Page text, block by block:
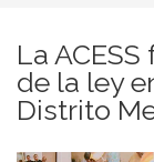
La
de la ley
Distrito